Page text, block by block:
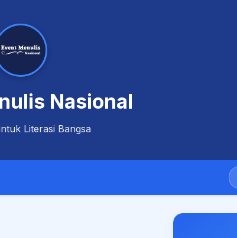
Nasional
Literasi Bangsa